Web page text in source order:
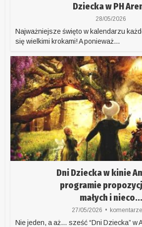
Dziecka w PH
28/05/2026
Najważniejsze święto w kalendarzu
się wielkimi krokami! A ponieważ...
Dni Dziecka w kinie
programie
małych i nieco...
27/05/2026
Nie jeden, a aż… sześć “Dni Dziecka” w